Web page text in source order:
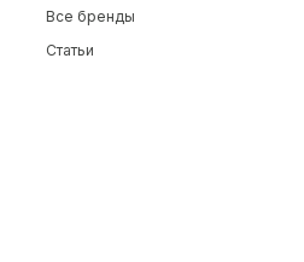
Все бренды
Статьи